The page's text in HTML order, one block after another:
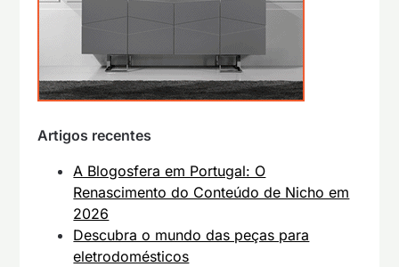
Artigos recentes
A Blogosfera em Portugal: O
Renascimento do Conteúdo de Nicho em
2026
Descubra o mundo das peças para
eletrodomésticos